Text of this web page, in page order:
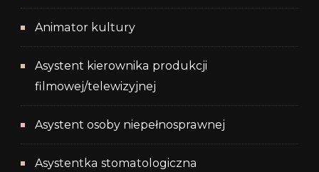
Animator kultury
Asystent kierownika produkcji
filmowej/telewizyjnej
Asystent osoby niepełnosprawnej
Asystentka stomatologiczna